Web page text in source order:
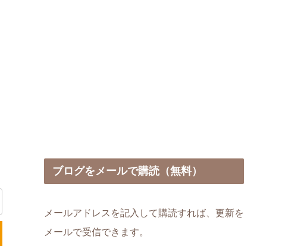
ブログをメールで購読（無料）
メールアドレスを記入して購読すれば、更新を
メールで受信できます。